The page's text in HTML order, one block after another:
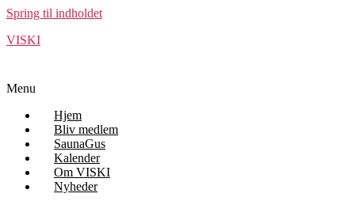
Spring til indholdet
VISKI
Menu
Hjem
Bliv medlem
SaunaGus
Kalender
Om VISKI
Nyheder